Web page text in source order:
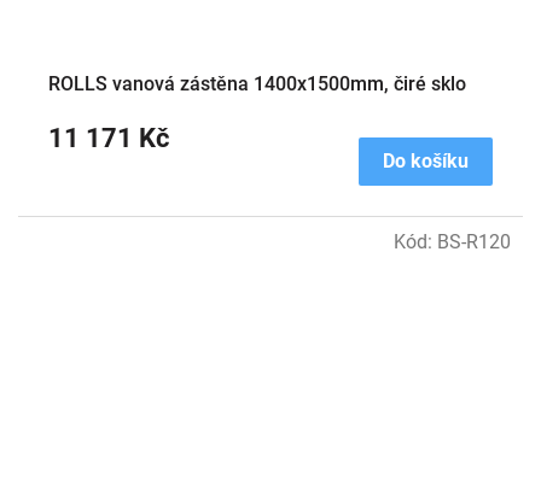
ROLLS vanová zástěna 1400x1500mm, čiré sklo
11 171 Kč
Do košíku
Kód: BS-R120